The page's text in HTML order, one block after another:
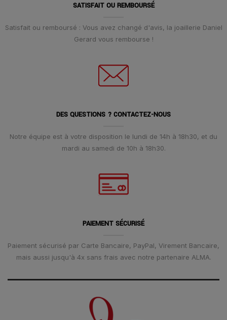
SATISFAIT OU REMBOURSÉ
Satisfait ou remboursé : Vous avez changé d'avis, la joaillerie Daniel
Gerard vous rembourse !
DES QUESTIONS ? CONTACTEZ-NOUS
Notre équipe est à votre disposition le lundi de 14h à 18h30, et du
mardi au samedi de 10h à 18h30.
PAIEMENT SÉCURISÉ
Paiement sécurisé par Carte Bancaire, PayPal, Virement Bancaire,
mais aussi jusqu'à 4x sans frais avec notre partenaire ALMA.